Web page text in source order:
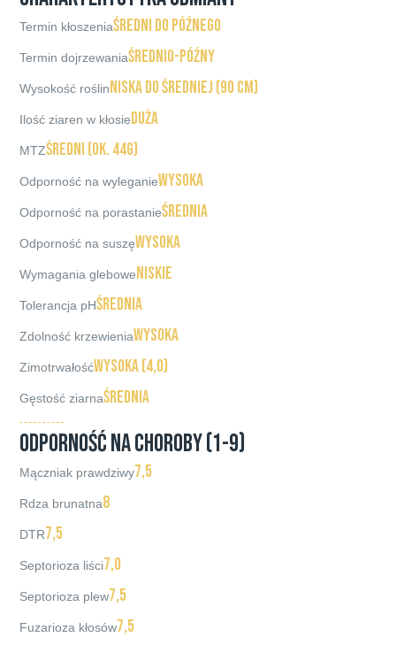
Termin kłoszeniaśredni do późnego
Termin dojrzewaniaśrednio-późny
Wysokość roślinniska do średniej (90 cm)
Ilość ziaren w kłosieduża
MTZśredni (ok. 44g)
Odporność na wyleganiewysoka
Odporność na porastanieśrednia
Odporność na suszęwysoka
Wymagania gleboweniskie
Tolerancja pHśrednia
Zdolność krzewieniawysoka
Zimotrwałośćwysoka (4,0)
Gęstość ziarnaśrednia
ODPORNOŚĆ NA CHOROBY (1-9)
Mączniak prawdziwy7,5
Rdza brunatna8
DTR7,5
Septorioza liści7,0
Septorioza plew7,5
Fuzarioza kłosów7,5